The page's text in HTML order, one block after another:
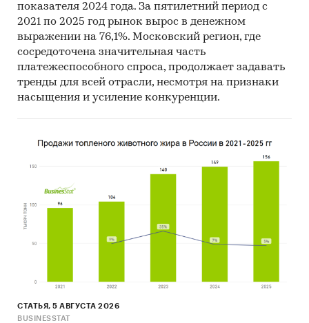
показателя 2024 года. За пятилетний период с
2021 по 2025 год рынок вырос в денежном
выражении на 76,1%. Московский регион, где
сосредоточена значительная часть
платежеспособного спроса, продолжает задавать
тренды для всей отрасли, несмотря на признаки
насыщения и усиление конкуренции.
СТАТЬЯ, 5 АВГУСТА 2026
BUSINESSTAT